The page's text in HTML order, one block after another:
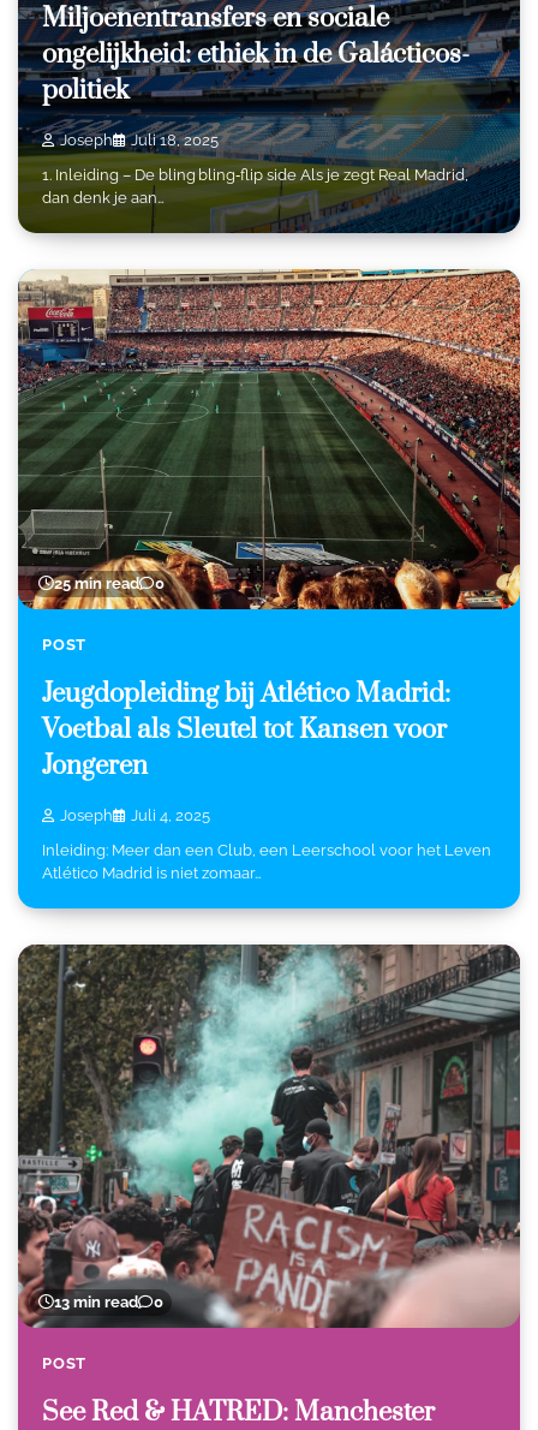
Miljoenentransfers en sociale
ongelijkheid: ethiek in de Galácticos-
politiek
Joseph
Juli 18, 2025
1. Inleiding – De bling bling‑flip side Als je zegt Real Madrid,
dan denk je aan…
25 min read 0
POST
Jeugdopleiding bij Atlético Madrid:
Voetbal als Sleutel tot Kansen voor
Jongeren
Joseph
Juli 4, 2025
Inleiding: Meer dan een Club, een Leerschool voor het Leven
Atlético Madrid is niet zomaar…
13 min read 0
POST
See Red & HATRED: Manchester